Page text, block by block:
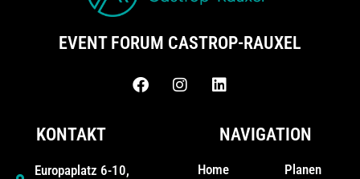
EVENT FORUM CASTROP-RAUXEL
KONTAKT
Europaplatz 6-10,
NAVIGATION
Home
Planen